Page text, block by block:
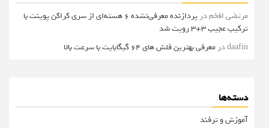
مرتضی افخمدر
پردازنده معرفی‌نشده 6 هسته‌ای از سری کراکن پوینت با
ترکیب عجیب 3+3 رویت شد
daafinدرمعرفی بهترین فلش های 64 گیگابایت با سرعت بالا
دسته‌ها
آموزش و ترفند